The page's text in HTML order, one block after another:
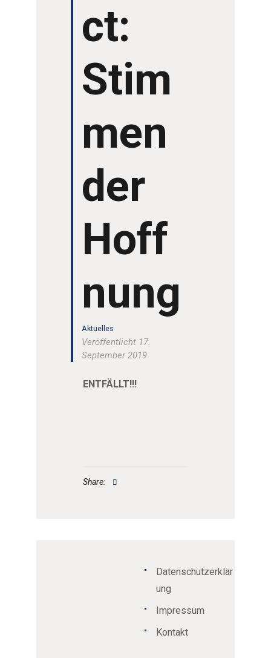
ct:
Stim
men
der
Hoff
nung
Aktuelles
Veröffentlicht 17.
September 2019
ENTFÄLLT!!!
Share:
Datenschutzerklär
ung
Impressum
Kontakt